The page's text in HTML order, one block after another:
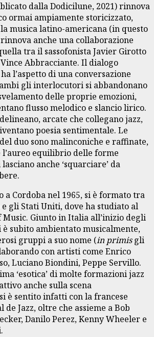
dalla Dodicilune, 2021) rinnova
ormai ampiamente storicizzato,
musica latino-americana (in questo
anche una collaborazione
tra il sassofonista Javier Girotto
Abbracciante. Il dialogo
l’aspetto di una conversazione
gli interlocutori si abbandonano
delle proprie emozioni,
flusso melodico e slancio lirico.
arcate che collegano jazz,
poesia sentimentale. Le
duo sono malinconiche e raffinate,
equilibrio delle forme
anche ‘squarciare’ da
a Cordoba nel 1965, si è formato tra
gli Stati Uniti, dove ha studiato al
Music. Giunto in Italia all’inizio degli
è subito ambientato musicalmente,
gruppi a suo nome (in primisgli
con artisti come Enrico
Luciano Biondini, Peppe Servillo.
‘esotica’ di molte formazioni jazz
anche sulla scena
è sentito infatti con la francese
Jazz, oltre che assieme a Bob
Danilo Perez, Kenny Wheeler e